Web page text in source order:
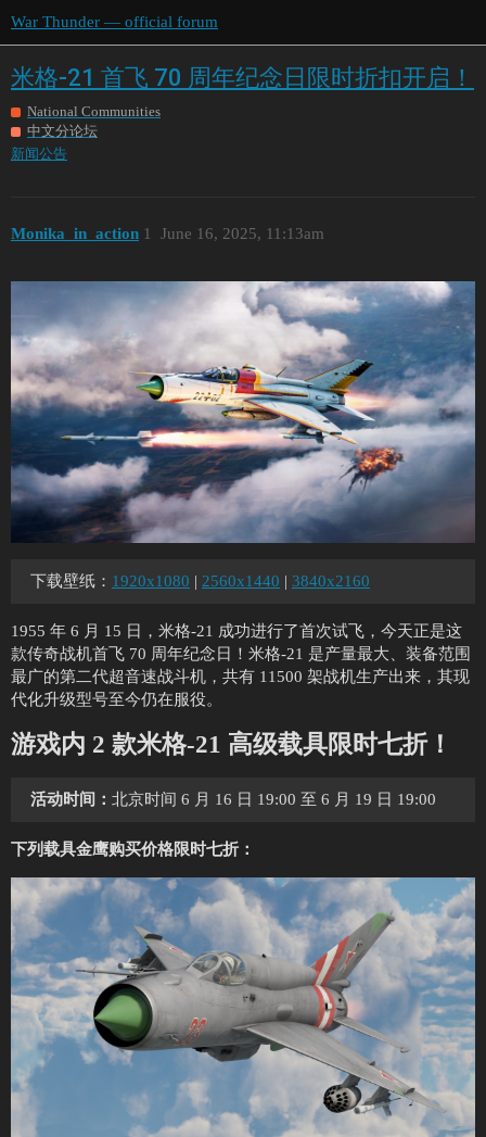
War Thunder — official forum
米格-21 首飞 70 周年纪念日限时折扣开启！
National Communities
中文分论坛
新闻公告
Monika_in_action June 16, 2025, 11:13am
1
下载壁纸： 1920x1080 | 2560x1440 | 3840x2160
1955 年 6 月 15 日，米格-21 成功进行了首次试飞，今天正是这
款传奇战机首飞 70 周年纪念日！米格-21 是产量最大、装备范围
最广的第二代超音速战斗机，共有 11500 架战机生产出来，其现
代化升级型号至今仍在服役。
游戏内 2 款米格-21 高级载具限时七折！
活动时间： 北京时间 6 月 16 日 19:00 至 6 月 19 日 19:00
下列载具金鹰购买价格限时七折：